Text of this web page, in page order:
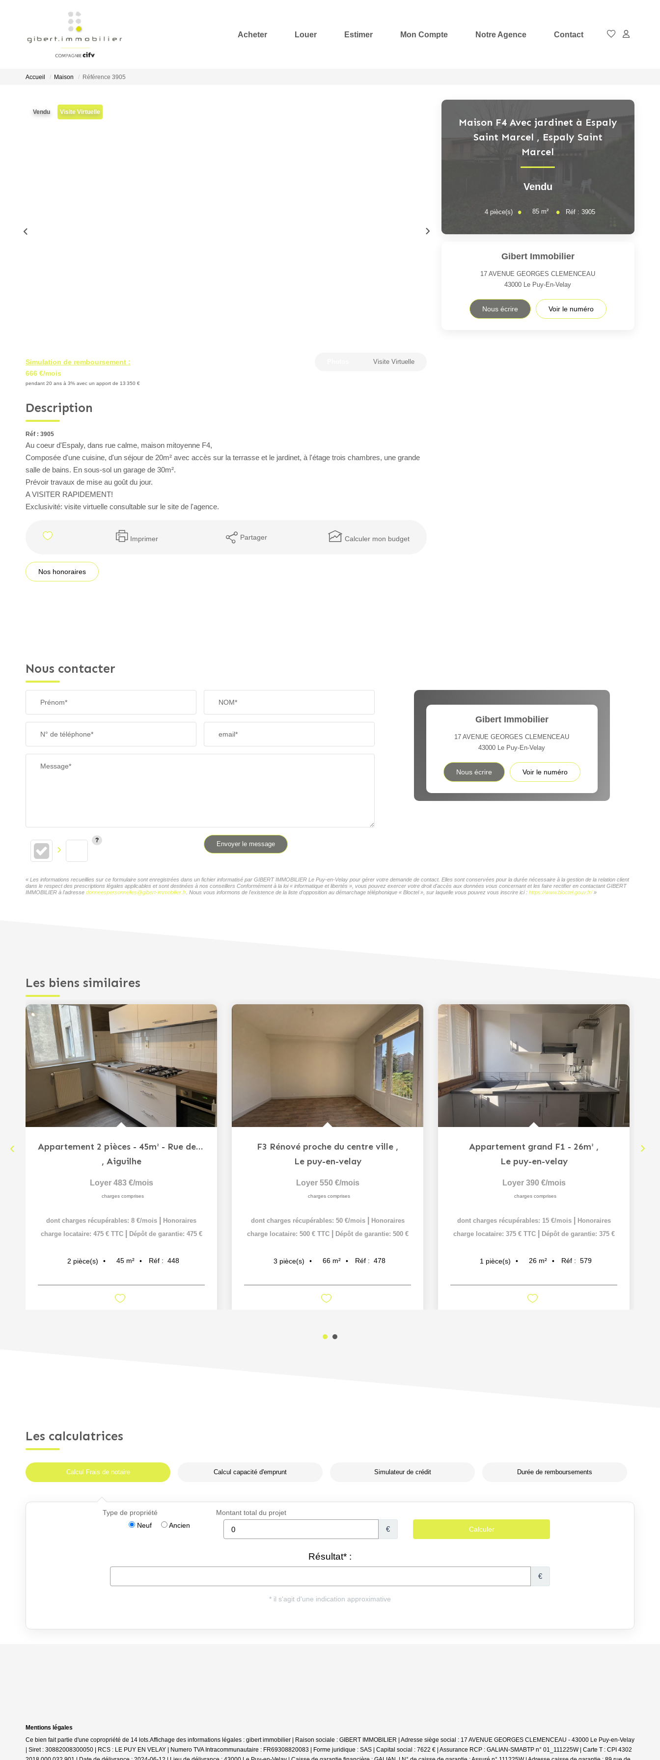
Acheter Louer Estimer Mon Compte Notre Agence Contact
Accueil Maison Référence 3905
Vendu Visite Virtuelle
Simulation de remboursement :
666 €/mois
pendant 20 ans à 3% avec un apport de 13 350 €
Visite Virtuelle
Description
Réf : 3905
Au coeur d'Espaly, dans rue calme, maison mitoyenne F4,
Composée d'une cuisine, d'un séjour de 20m² avec accès sur la terrasse et le jardinet, à l'étage trois chambres, une grande
salle de bains. En sous-sol un garage de 30m².
Prévoir travaux de mise au goût du jour.
A VISITER RAPIDEMENT!
Exclusivité: visite virtuelle consultable sur le site de l'agence.
Imprimer Partager Calculer mon budget
Nos honoraires
Maison F4 Avec jardinet à Espaly
Saint Marcel , Espaly Saint
Marcel
Vendu
4 pièce(s) 85 m² Réf : 3905
Gibert Immobilier
17 AVENUE GEORGES CLEMENCEAU
43000 Le Puy-En-Velay
Nous écrire Voir le numéro
Nous contacter
Prénom* NOM*
N° de téléphone* email*
Message*
Envoyer le message
Gibert Immobilier
17 AVENUE GEORGES CLEMENCEAU
43000 Le Puy-En-Velay
Nous écrire Voir le numéro
« Les informations recueillies sur ce formulaire sont enregistrées dans un fichier informatisé par GIBERT IMMOBILIER Le Puy-en-Velay pour gérer votre demande de contact. Elles sont conservées pour la durée nécessaire à la gestion de la relation client
dans le respect des prescriptions légales applicables et sont destinées à nos conseillers Conformément à la loi « informatique et libertés », vous pouvez exercer votre droit d'accès aux données vous concernant et les faire rectifier en contactant GIBERT
IMMOBILIER à l'adresse donneespersonnelles@gibert-immobilier.fr . Nous vous informons de l'existence de la liste d'opposition au démarchage téléphonique « Bloctel », sur laquelle vous pouvez vous inscrire ici : https://www.bloctel.gouv.fr/»
Les biens similaires
Appartement 2 pièces - 45m² - Rue des Capucins
, Aiguilhe
Loyer 483 €/mois
charges comprises
dont charges récupérables: 8 €/mois
Honoraires
charge locataire: 475 € TTC
Dépôt de garantie: 475 €
2 pièce(s) 45 m² Réf : 448
F3 Rénové proche du centre ville ,
Le puy-en-velay
Loyer 550 €/mois
charges comprises
dont charges récupérables: 50 €/mois
Honoraires
charge locataire: 500 € TTC
Dépôt de garantie: 500 €
3 pièce(s) 66 m² Réf : 478
Appartement grand F1 - 26m² ,
Le puy-en-velay
Loyer 390 €/mois
charges comprises
dont charges récupérables: 15 €/mois
Honoraires
charge locataire: 375 € TTC
Dépôt de garantie: 375 €
1 pièce(s) 26 m² Réf : 579
Les calculatrices
Calcul Frais de notaire Calcul capacité d'emprunt Simulateur de crédit Durée de remboursements
Mentions légales
Ce bien fait partie d'une copropriété de 14 lots.Affichage des informations légales : gibert immobilier | Raison sociale : GIBERT IMMOBILIER | Adresse siège social : 17 AVENUE GEORGES CLEMENCEAU - 43000 Le Puy-en-Velay
| Siret : 30882008300050 | RCS : LE PUY EN VELAY | Numero TVA Intracommunautaire : FR69308820083 | Forme juridique : SAS | Capital social : 7622 € | Assurance RCP : GALIAN-SMABTP n° 01_111225W | Carte T : CPI 4302